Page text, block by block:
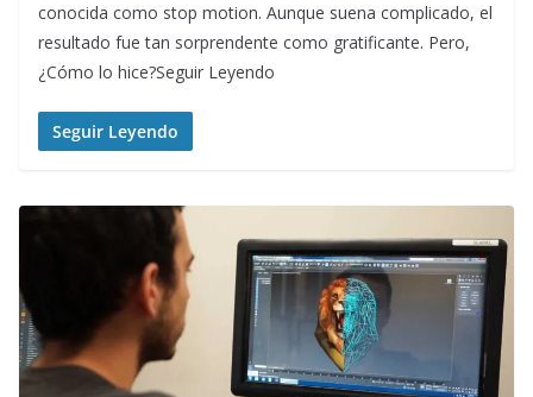
conocida como stop motion. Aunque suena complicado, el
resultado fue tan sorprendente como gratificante. Pero,
¿Cómo lo hice?Seguir Leyendo
Seguir Leyendo